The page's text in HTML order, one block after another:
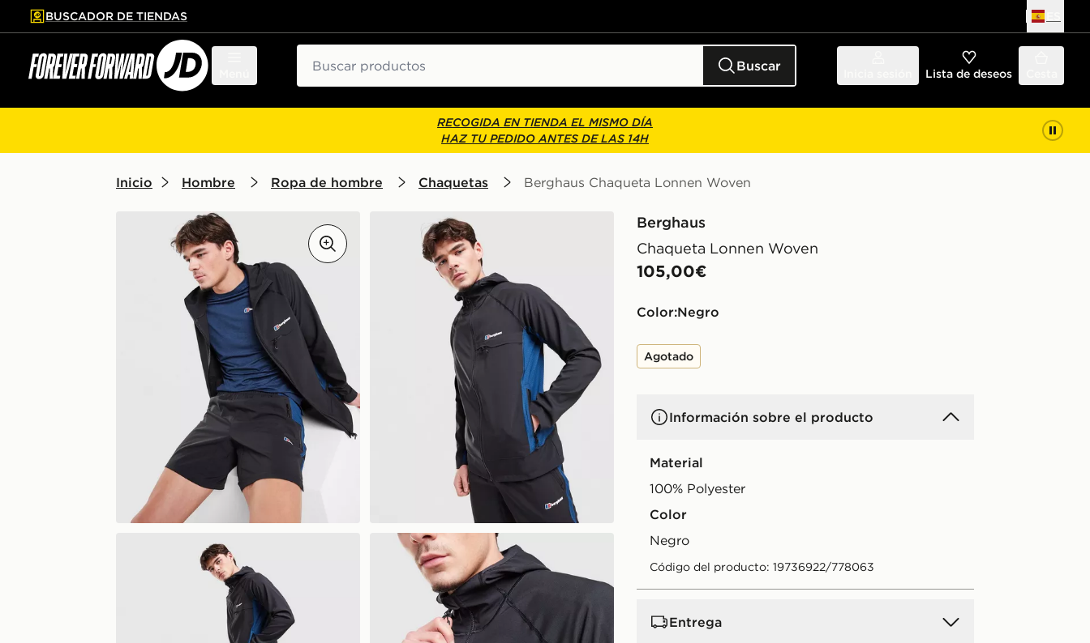
contenido principal
pie de página
BUSCADOR DE TIENDAS
Buscar Lista de deseos
RECOGIDA EN TIENDA EL MISMO DÍA
HAZ TU PEDIDO ANTES DE LAS 14H
Inicio Hombre Ropa de hombre Chaquetas Berghaus Chaqueta Lonnen Woven
Berghaus
Chaqueta Lonnen Woven
105,00€
Color: negro
Agotado
Información sobre el producto
Material
100% Polyester
Color
negro
Código del producto: 19736922/778063
Entrega